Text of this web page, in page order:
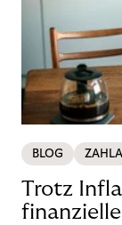
BLOG
Trotz